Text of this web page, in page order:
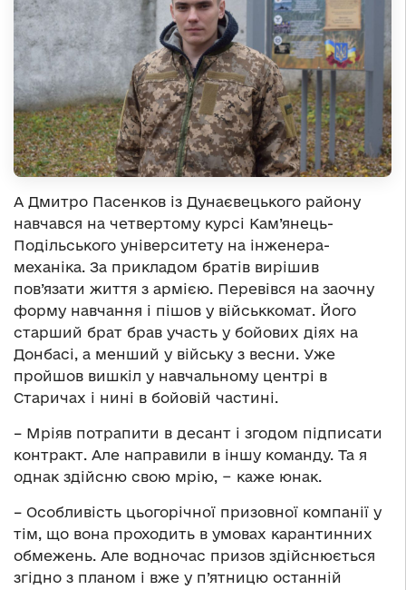
А Дмитро Пасенков із Дунаєвецького району
навчався на четвертому курсі Кам’янець-
Подільського університету на інженера-
механіка. За прикладом братів вирішив
пов’язати життя з армією. Перевівся на заочну
форму навчання і пішов у військкомат. Його
старший брат брав участь у бойових діях на
Донбасі, а менший у війську з весни. Уже
пройшов вишкіл у навчальному центрі в
Старичах і нині в бойовій частині.
– Мріяв потрапити в десант і згодом підписати
контракт. Але направили в іншу команду. Та я
однак здійсню свою мрію, − каже юнак.
– Особливість цьогорічної призовної компанії у
тім, що вона проходить в умовах карантинних
обмежень. Але водночас призов здійснюється
згідно з планом і вже у п’ятницю останній